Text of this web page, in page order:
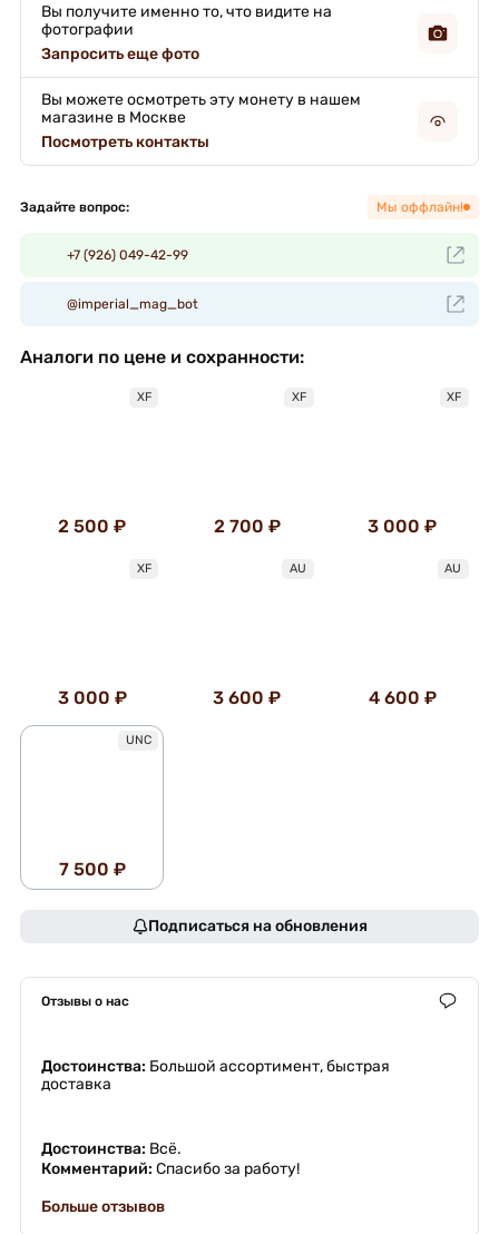
Вы получите именно то, что видите на
фотографии
Запросить еще фото
Вы можете осмотреть эту монету в нашем
магазине в Москве
Посмотреть контакты
Задайте вопрос: Мы оффлайн!
+7 (926) 049-42-99
@imperial_mag_bot
Аналоги по цене и сохранности:
XF
2 500 ₽
XF
2 700 ₽
XF
3 000 ₽
XF
3 000 ₽
AU
3 600 ₽
AU
4 600 ₽
UNC
7 500 ₽
Подписаться на обновления
Отзывы о нас
Достоинства: Большой ассортимент, быстрая
доставка
Достоинства: Всё.
Комментарий: Спасибо за работу!
Больше отзывов